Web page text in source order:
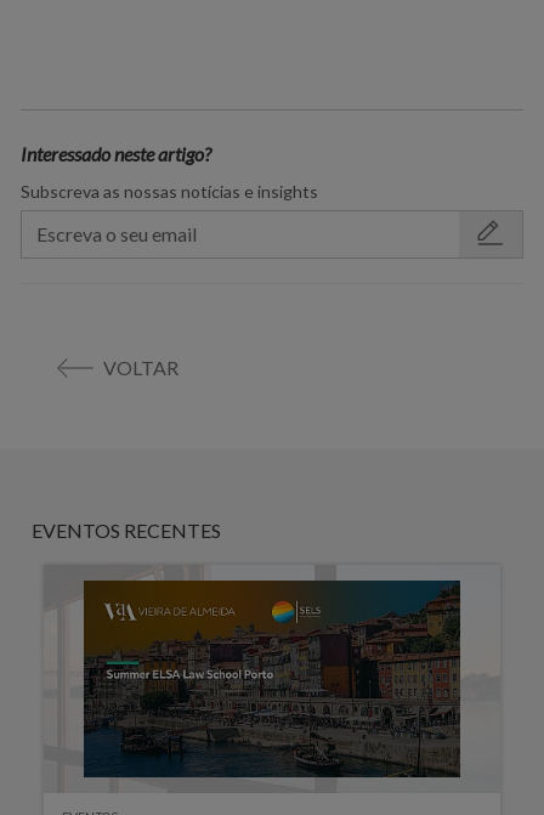
Interessado neste artigo?
Subscreva as nossas notícias e insights
VOLTAR
EVENTOS RECENTES